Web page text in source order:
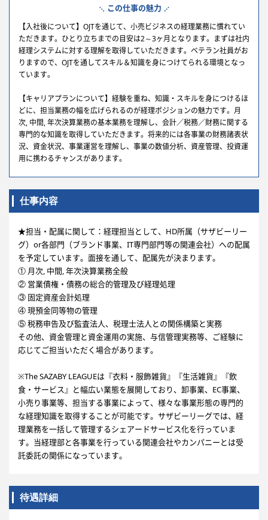
この仕事の魅力
【入社後について】OJTを通じて、小売ビジネスの経理業務に慣れてい
ただきます。ひとり立ちまでの目安は2～3ヶ月となります。まずは社内
経理システムに対する理解を取得していただきます。ベテラン社員がお
りますので、OJTを通してスキル＆知識を身につけてられる環境となっ
ています。
【キャリアプランについて】経験を重ね、知識・スキルを身につけるほ
どに、担当業務の幅を広げられるのが経理ポジションの魅力です。月
次, 中間, 年次決算業務の基本業務を理解し、会計／税務／財務に関する
専門的な知識を取得していただきます。将来的には各事業の財務諸表状
況、資金状況、事業運営を理解し、事業の数値分析、資産管理、投資運
用に携わるチャンスがあります。
仕事内容
★担当・配属に関して：経理担当として、HD所属（サザビーリー
グ）or各部門（ブランド事業、IT専門部門等の関連会社）への配属
を予定しています。面接を通して、配属先が決まります。
① 月次, 中間, 年次決算業務全般
② 営業債権・債務の総合的管理及び経理処理
③ 固定資産会計処理
④ 現預金同等物の管理
⑤ 税務申告及び監査法人、税理士法人との関係構築と実務
その他、資金管理と資金運用の実施、与信管理実務等、ご経験に
応じてご担当いただく場合があります。
※The SAZABY LEAGUEは『衣料・服飾雑貨』『生活雑貨』『飲
食・サービス』と幅広い業態を展開しており、卸事業、EC事業、
小売り事業等、担当する事業によって、様々な事業形態の専門的
な経理知識を取得することが可能です。サザビーリーグでは、経
理業務を一括して管理するシェアードサービス化を行っていま
す。当経理部と各事業を行っている関連会社やカンパニーとは受
託委託の関係になっています。
待遇詳細